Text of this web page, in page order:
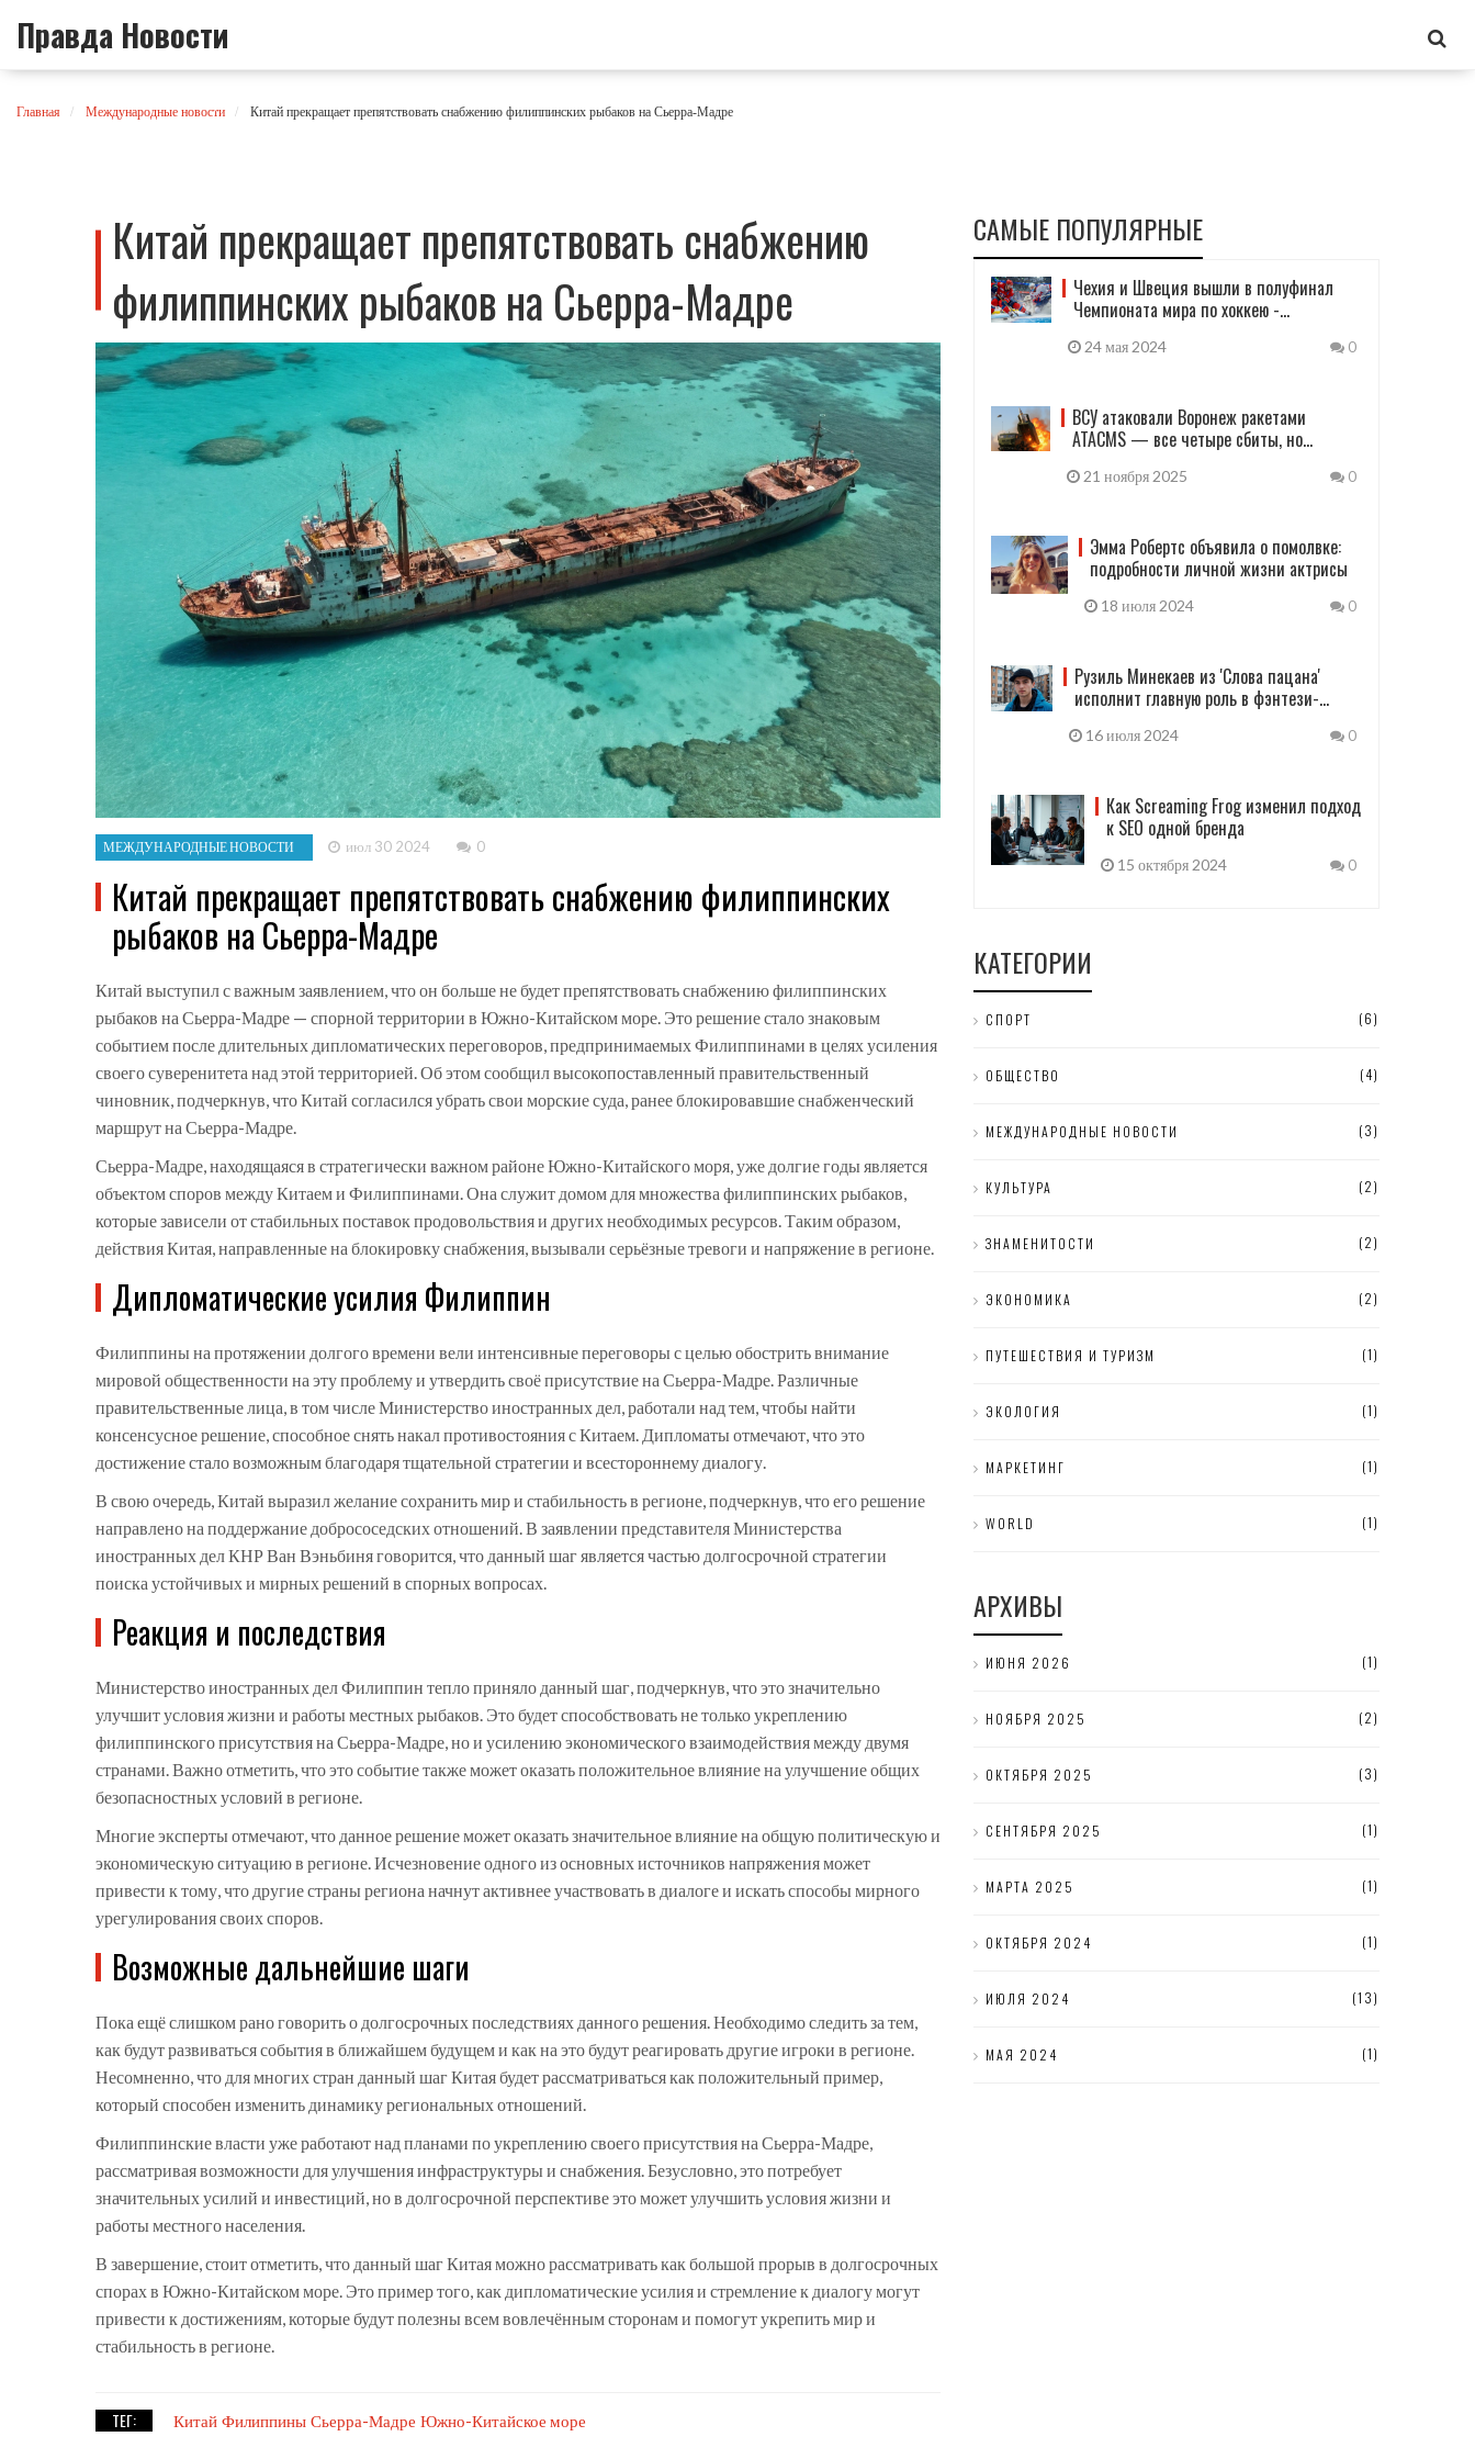
Правда Новости
Главная Международные новости Китай прекращает препятствовать снабжению филиппинских рыбаков на Сьерра-Мадре
Китай прекращает препятствовать снабжению
филиппинских рыбаков на Сьерра-Мадре
МЕЖДУНАРОДНЫЕ НОВОСТИ июл 30 2024 0
Китай прекращает препятствовать снабжению филиппинских
рыбаков на Сьерра-Мадре
Китай выступил с важным заявлением, что он больше не будет препятствовать снабжению филиппинских
рыбаков на Сьерра-Мадре — спорной территории в Южно-Китайском море. Это решение стало знаковым
событием после длительных дипломатических переговоров, предпринимаемых Филиппинами в целях усиления
своего суверенитета над этой территорией. Об этом сообщил высокопоставленный правительственный
чиновник, подчеркнув, что Китай согласился убрать свои морские суда, ранее блокировавшие снабженческий
маршрут на Сьерра-Мадре.
Сьерра-Мадре, находящаяся в стратегически важном районе Южно-Китайского моря, уже долгие годы является
объектом споров между Китаем и Филиппинами. Она служит домом для множества филиппинских рыбаков,
которые зависели от стабильных поставок продовольствия и других необходимых ресурсов. Таким образом,
действия Китая, направленные на блокировку снабжения, вызывали серьёзные тревоги и напряжение в регионе.
Дипломатические усилия Филиппин
Филиппины на протяжении долгого времени вели интенсивные переговоры с целью обострить внимание
мировой общественности на эту проблему и утвердить своё присутствие на Сьерра-Мадре. Различные
правительственные лица, в том числе Министерство иностранных дел, работали над тем, чтобы найти
консенсусное решение, способное снять накал противостояния с Китаем. Дипломаты отмечают, что это
достижение стало возможным благодаря тщательной стратегии и всестороннему диалогу.
В свою очередь, Китай выразил желание сохранить мир и стабильность в регионе, подчеркнув, что его решение
направлено на поддержание добрососедских отношений. В заявлении представителя Министерства
иностранных дел КНР Ван Вэньбиня говорится, что данный шаг является частью долгосрочной стратегии
поиска устойчивых и мирных решений в спорных вопросах.
Реакция и последствия
Министерство иностранных дел Филиппин тепло приняло данный шаг, подчеркнув, что это значительно
улучшит условия жизни и работы местных рыбаков. Это будет способствовать не только укреплению
филиппинского присутствия на Сьерра-Мадре, но и усилению экономического взаимодействия между двумя
странами. Важно отметить, что это событие также может оказать положительное влияние на улучшение общих
безопасностных условий в регионе.
Многие эксперты отмечают, что данное решение может оказать значительное влияние на общую политическую и
экономическую ситуацию в регионе. Исчезновение одного из основных источников напряжения может
привести к тому, что другие страны региона начнут активнее участвовать в диалоге и искать способы мирного
урегулирования своих споров.
Возможные дальнейшие шаги
Пока ещё слишком рано говорить о долгосрочных последствиях данного решения. Необходимо следить за тем,
как будут развиваться события в ближайшем будущем и как на это будут реагировать другие игроки в регионе.
Несомненно, что для многих стран данный шаг Китая будет рассматриваться как положительный пример,
который способен изменить динамику региональных отношений.
Филиппинские власти уже работают над планами по укреплению своего присутствия на Сьерра-Мадре,
рассматривая возможности для улучшения инфраструктуры и снабжения. Безусловно, это потребует
значительных усилий и инвестиций, но в долгосрочной перспективе это может улучшить условия жизни и
работы местного населения.
В завершение, стоит отметить, что данный шаг Китая можно рассматривать как большой прорыв в долгосрочных
спорах в Южно-Китайском море. Это пример того, как дипломатические усилия и стремление к диалогу могут
привести к достижениям, которые будут полезны всем вовлечённым сторонам и помогут укрепить мир и
стабильность в регионе.
ТЕГ: Китай Филиппины Сьерра-Мадре Южно-Китайское море
САМЫЕ ПОПУЛЯРНЫЕ
Чехия и Швеция вышли в полуфинал
Чемпионата мира по хоккею -
24 мая 2024 0
ВСУ атаковали Воронеж ракетами
ATACMS — все четыре сбиты, но
21 ноября 2025 0
Эмма Робертс объявила о помолвке:
подробности личной жизни актрисы
18 июля 2024 0
Рузиль Минекаев из 'Слова пацана'
исполнит главную роль в фэнтези-
16 июля 2024 0
Как Screaming Frog изменил подход
к SEO одной бренда
15 октября 2024 0
КАТЕГОРИИ
СПОРТ (6)
ОБЩЕСТВО (4)
МЕЖДУНАРОДНЫЕ НОВОСТИ (3)
КУЛЬТУРА (2)
ЗНАМЕНИТОСТИ (2)
ЭКОНОМИКА (2)
ПУТЕШЕСТВИЯ И ТУРИЗМ (1)
ЭКОЛОГИЯ (1)
МАРКЕТИНГ (1)
WORLD (1)
АРХИВЫ
ИЮНЯ 2026 (1)
НОЯБРЯ 2025 (2)
ОКТЯБРЯ 2025 (3)
СЕНТЯБРЯ 2025 (1)
МАРТА 2025 (1)
ОКТЯБРЯ 2024 (1)
ИЮЛЯ 2024 (13)
МАЯ 2024 (1)